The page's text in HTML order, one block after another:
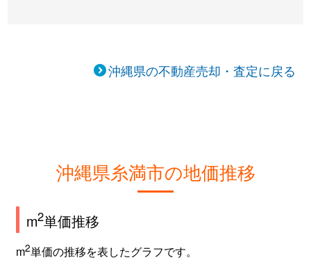
沖縄県の不動産売却・査定に戻る
沖縄県糸満市の地価推移
m2単価推移
m2単価の推移を表したグラフです。